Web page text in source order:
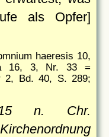
als Opfer]
haeresis 10,
16, 3, Nr. 33 =
2, Bd. 40, S. 289;
n. Chr.